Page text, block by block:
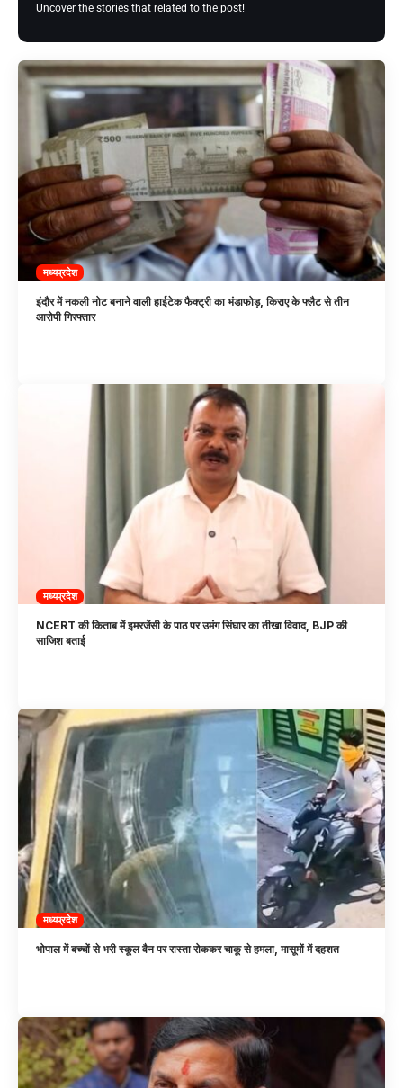
Uncover the stories that related to the post!
मध्यप्रदेश
इंदौर में नकली नोट बनाने वाली हाईटेक फैक्ट्री का भंडाफोड़, किराए के फ्लैट से तीन
आरोपी गिरफ्तार
मध्यप्रदेश
NCERT की किताब में इमरजेंसी के पाठ पर उमंग सिंघार का तीखा विवाद, BJP की
साजिश बताई
मध्यप्रदेश
भोपाल में बच्चों से भरी स्कूल वैन पर रास्ता रोककर चाकू से हमला, मासूमों में दहशत